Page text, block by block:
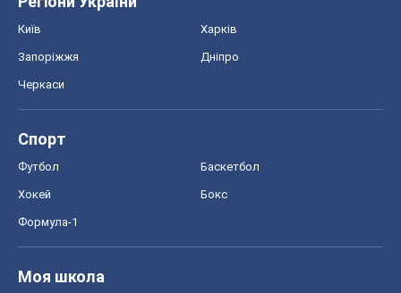
Київ Харків
Запоріжжя Дніпро
Черкаси
Спорт
Футбол Баскетбол
Хокей Бокс
Формула-1
Моя школа